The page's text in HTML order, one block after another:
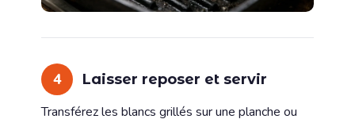
4
Laisser reposer et servir
Transférez les blancs grillés sur une planche ou